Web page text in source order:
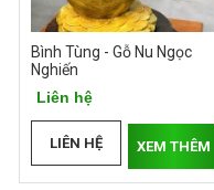
Bình Tùng - Gỗ Nu Ngọc
Nghiến
Liên hệ
LIÊN HỆ XEM THÊM